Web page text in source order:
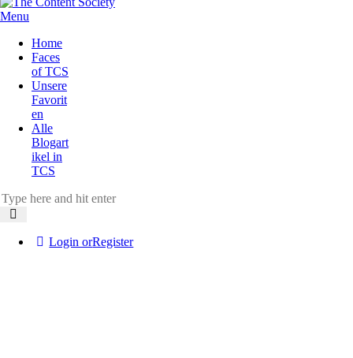
Menu
Home
Faces
of TCS
Unsere
Favorit
en
Alle
Blogart
ikel in
TCS
Login orRegister